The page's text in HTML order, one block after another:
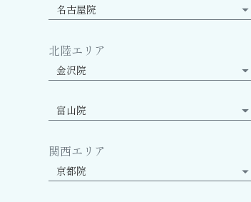
名古屋院
北陸エリア
金沢院
富山院
関西エリア
京都院